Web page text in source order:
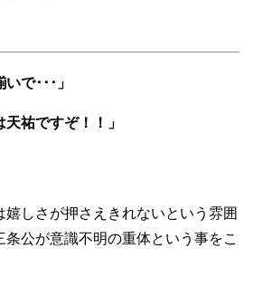
で･･･」
天祐ですぞ！！」
嬉しさが押さえきれないという雰囲
公が意識不明の重体という事をこ